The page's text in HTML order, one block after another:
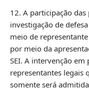
12. A participação
investigação de
meio de
por meio da
SEI. A intervenção em
representantes legais
somente será